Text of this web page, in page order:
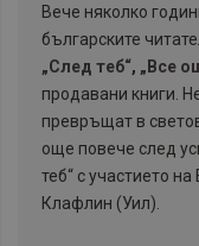
Вече няколко
българските
„След теб“, „Все
продавани книги.
превръщат в
още повече след
теб“ с участието
Клафлин (Уил).